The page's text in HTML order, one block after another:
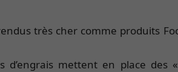
très cher comme produits
mettent en place des